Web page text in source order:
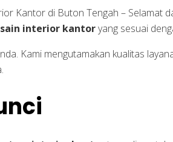
Kantor di Buton Tengah – Selamat
interior kantoryang sesuai
Kami mengutamakan kualitas